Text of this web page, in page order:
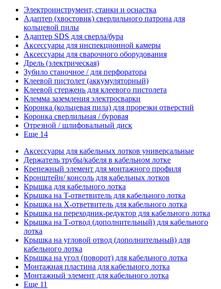
Электроинструмент, станки и оснастка
Адаптер (хвостовик) сверлильного патрона для
кольцевой пилы
Адаптер SDS для сверла/бура
Аксессуары для инспекционной камеры
Аксессуары для сварочного оборудования
Дрель (электрическая)
Зубило станочное / для перфоратора
Клеевой пистолет (аккумуляторный)
Клеевой стержень для клеевого пистолета
Клемма заземления электросварки
Коронка (кольцевая пила) для прорезки отверстий
Коронка сверлильная / буровая
Отрезной / шлифовальный диск
Еще 14
Аксессуары для кабельных лотков универсальные
Держатель трубы/кабеля в кабельном лотке
Крепежный элемент для монтажного профиля
Кронштейн/ консоль для кабельных лотков
Крышка для кабельного лотка
Крышка на T-ответвитель для кабельного лотка
Крышка на X-ответвитель для кабельного лотка
Крышка на переходник-редуктор для кабельного лотка
Крышка на Т-отвод (дополнительный) для кабельного
лотка
Крышка на угловой отвод (дополнительный) для
кабельного лотка
Крышка на угол (поворот) для кабельного лотка
Монтажная пластина для кабельного лотка
Монтажный элемент для кабельного лотка
Еще 11